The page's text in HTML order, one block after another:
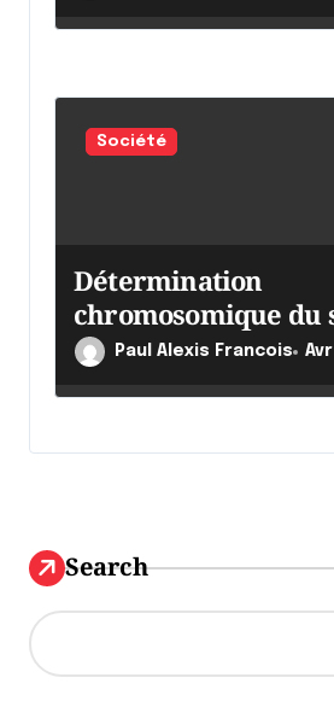
Société
Détermination
chromosomique du
l’être humain :
Paul Alexis Francois
Search